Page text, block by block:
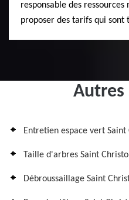
responsable des ressources
proposer des tarifs qui sont
Autres
Entretien espace vert Saint
Taille d'arbres Saint
Débroussaillage Saint